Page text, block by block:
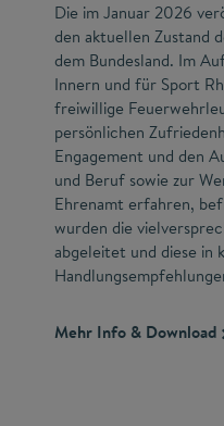
Die im Januar 2026
den aktuellen Zustand
dem Bundesland. Im
Innern und für Sport
freiwillige
persönlichen
Engagement und den
und Beruf sowie zur
Ehrenamt erfahren,
wurden die
abgeleitet und diese in
Mehr Info & Download